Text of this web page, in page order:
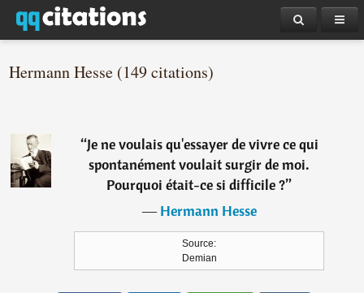
Hermann Hesse (149 citations)
“Je ne voulais qu'essayer de vivre ce qui
spontanément voulait surgir de moi.
Pourquoi était-ce si difficile ?”
―Hermann Hesse
Source:
Demian